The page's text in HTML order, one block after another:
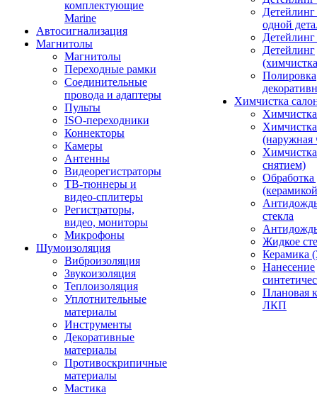
комплектующие
Marine
Автосигнализация
Магнитолы
Магнитолы
Переходные рамки
Соединительные
провода и адаптеры
Пульты
ISO-переходники
Коннекторы
Камеры
Антенны
Видеорегистраторы
ТВ-тюннеры и
видео-сплитеры
Регистраторы,
видео, мониторы
Микрофоны
Шумоизоляция
Виброизоляция
Звукоизоляция
Теплоизоляция
Уплотнительные
материалы
Инструменты
Декоративные
материалы
Противоскрипичные
материалы
Мастика
одной
Детейлинг
Полировка
Химчистка
(наружная
снятием)
Обработка
стекла
Жидкое
Керамика
Нанесение
Плановая
ЛКП